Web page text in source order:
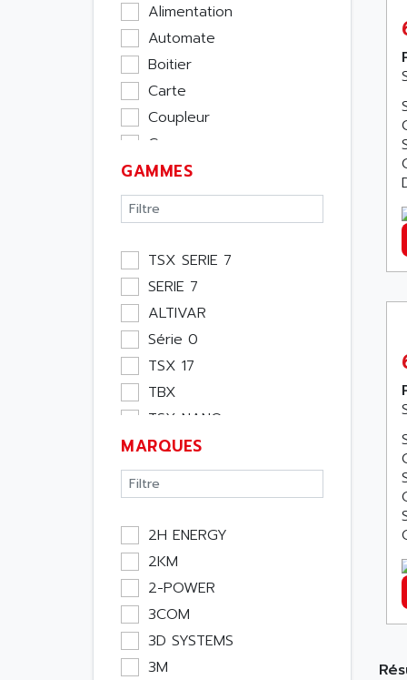
Alimentation
Automate
Boitier
Carte
Coupleur
Cpu
Ecran
Entrée / Sortie
Memoire
Module Métier
Moteur
Pupitre Opérateur
Rack
Etude
Software
Variateur
Actif
Consommable
Energie
Optoélectronique
Passif
Bureau
Emballage
Informatique
GAMMES
TSX SERIE 7
SERIE 7
ALTIVAR
Série 0
TSX 17
TBX
TSX NANO
TSX PREMIUM
ASI
APRIL 5000
XUD
TSX MICRO
MAGELIS
TCCX
CCX17
TELEFAST
MARQUES
2H ENERGY
2KM
2-POWER
3COM
3D SYSTEMS
3M